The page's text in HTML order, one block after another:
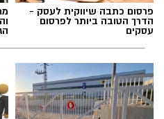
פרסום כתבה שיווקית לעסק -
הדרך הטובה ביותר לפרסום
עסקים